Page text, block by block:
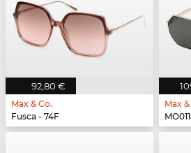
92,80 €
Max & Co.
Fusca - 74F
Max